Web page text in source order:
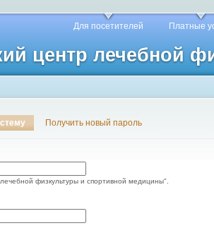
центр лечебной
Для посетителей Платные
Получить новый пароль
физкультуры и спортивной медицины".